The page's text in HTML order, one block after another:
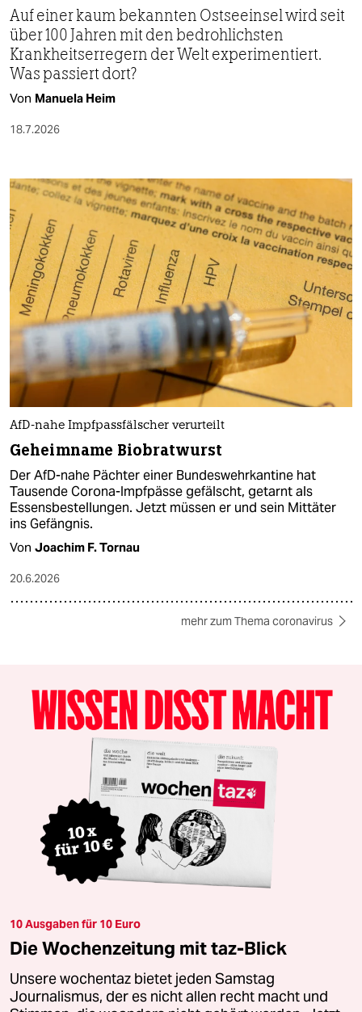
Auf einer kaum bekannten Ostseeinsel wird seit
über 100 Jahren mit den bedrohlichsten
Krankheitserregern der Welt experimentiert.
Was passiert dort?
Von Manuela Heim
18.7.2026
AfD-nahe Impfpassfälscher verurteilt
Geheimname Biobratwurst
Der AfD-nahe Pächter einer Bundeswehrkantine hat
Tausende Corona-Impfpässe gefälscht, getarnt als
Essensbestellungen. Jetzt müssen er und sein Mittäter
ins Gefängnis.
Von Joachim F. Tornau
20.6.2026
mehr zum Thema coronavirus
10 Ausgaben für 10 Euro
Die Wochenzeitung mit taz-Blick
Unsere wochentaz bietet jeden Samstag
Journalismus, der es nicht allen recht macht und